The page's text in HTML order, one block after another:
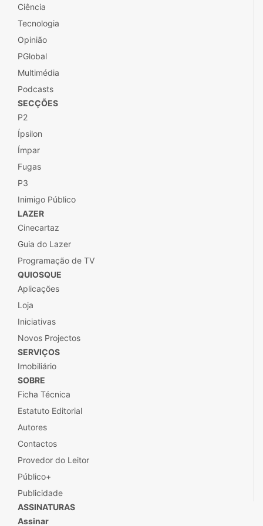
Ciência
Tecnologia
Opinião
PGlobal
Multimédia
Podcasts
SECÇÕES
P2
Ípsilon
Ímpar
Fugas
P3
Inimigo Público
LAZER
Cinecartaz
Guia do Lazer
Programação de TV
QUIOSQUE
Aplicações
Loja
Iniciativas
Novos Projectos
SERVIÇOS
Imobiliário
SOBRE
Ficha Técnica
Estatuto Editorial
Autores
Contactos
Provedor do Leitor
Público+
Publicidade
ASSINATURAS
Assinar